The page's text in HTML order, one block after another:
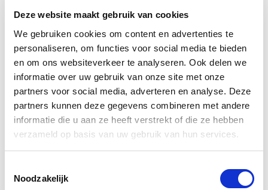
Deze website maakt gebruik van cookies
We gebruiken cookies om content en advertenties te
personaliseren, om functies voor social media te bieden
en om ons websiteverkeer te analyseren. Ook delen we
informatie over uw gebruik van onze site met onze
partners voor social media, adverteren en analyse. Deze
partners kunnen deze gegevens combineren met andere
informatie die u aan ze heeft verstrekt of die ze hebben
verzameld op basis van uw gebruik van hun services.
Noodzakelijk